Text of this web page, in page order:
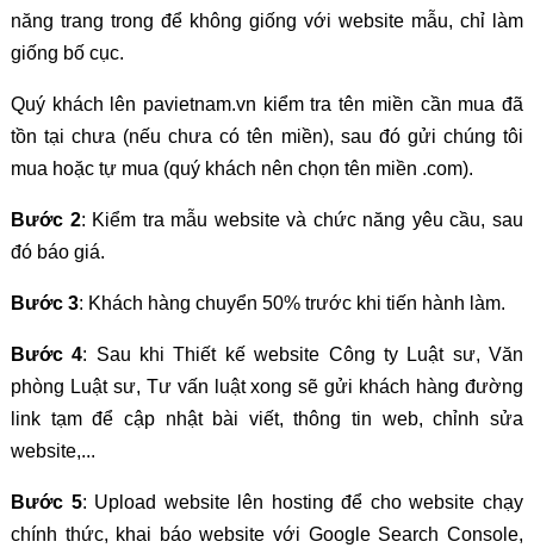
năng trang trong để không giống với website mẫu, chỉ làm
giống bố cục.
Quý khách lên pavietnam.vn kiểm tra tên miền cần mua đã
tồn tại chưa (nếu chưa có tên miền), sau đó gửi chúng tôi
mua hoặc tự mua (quý khách nên chọn tên miền .com).
Bước 2: Kiểm tra mẫu website và chức năng yêu cầu, sau
đó báo giá.
Bước 3: Khách hàng chuyển 50% trước khi tiến hành làm.
Bước 4: Sau khi Thiết kế website Công ty Luật sư, Văn
phòng Luật sư, Tư vấn luật xong sẽ gửi khách hàng đường
link tạm để cập nhật bài viết, thông tin web, chỉnh sửa
website,...
Bước 5: Upload website lên hosting để cho website chạy
chính thức, khai báo website với Google Search Console,